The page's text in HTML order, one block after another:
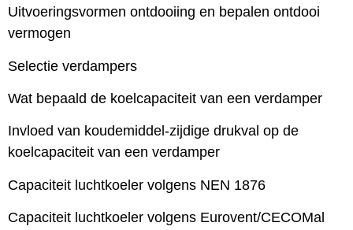
Uitvoeringsvormen ontdooiing en bepalen ontdooi
vermogen
Selectie verdampers
Wat bepaald de koelcapaciteit van een verdamper
Invloed van koudemiddel-zijdige drukval op de
koelcapaciteit van een verdamper
Capaciteit luchtkoeler volgens NEN 1876
Capaciteit luchtkoeler volgens Eurovent/CECOMal